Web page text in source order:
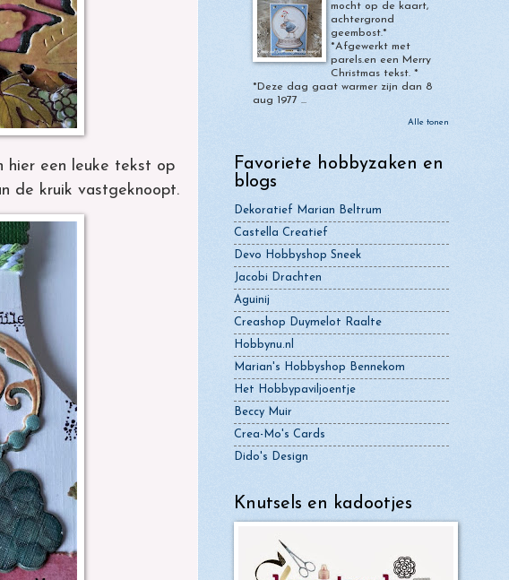
hier een leuke tekst op
de kruik vastgeknoopt.
mocht op de kaart,
achtergrond
geembost.*
*Afgewerkt met
parels.en een Merry
Christmas tekst. *
*Deze dag gaat warmer zijn dan 8
aug 1977 ...
Alle tonen
Favoriete hobbyzaken en
blogs
Dekoratief Marian Beltrum
Castella Creatief
Devo Hobbyshop Sneek
Jacobi Drachten
Aguinij
Creashop Duymelot Raalte
Hobbynu.nl
Marian's Hobbyshop Bennekom
Het Hobbypaviljoentje
Beccy Muir
Crea-Mo's Cards
Dido's Design
Knutsels en kadootjes